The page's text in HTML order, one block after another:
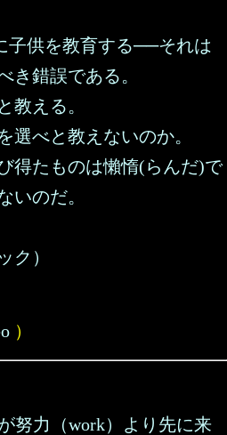
子供を教育する──それは
き錯誤である。
教える。
選べと教えないのか。
得たものは懶惰(らんだ)で
いのだ。
ク）
）
努力（work）より先に来